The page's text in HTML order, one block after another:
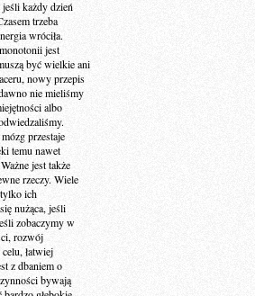
jeśli każdy dzień
trzeba
wróciła.
jest
być wielkie ani
nowy przepis
nie mieliśmy
albo
przestaje
temu nawet
jest także
rzeczy. Wiele
ich
nużąca, jeśli
zobaczymy w
rozwój
łatwiej
z dbaniem o
bywają